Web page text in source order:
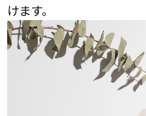
けます。